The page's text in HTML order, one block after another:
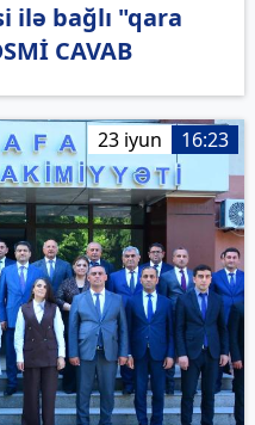
ilə bağlı "qara
CAVAB
23 iyun 16:23